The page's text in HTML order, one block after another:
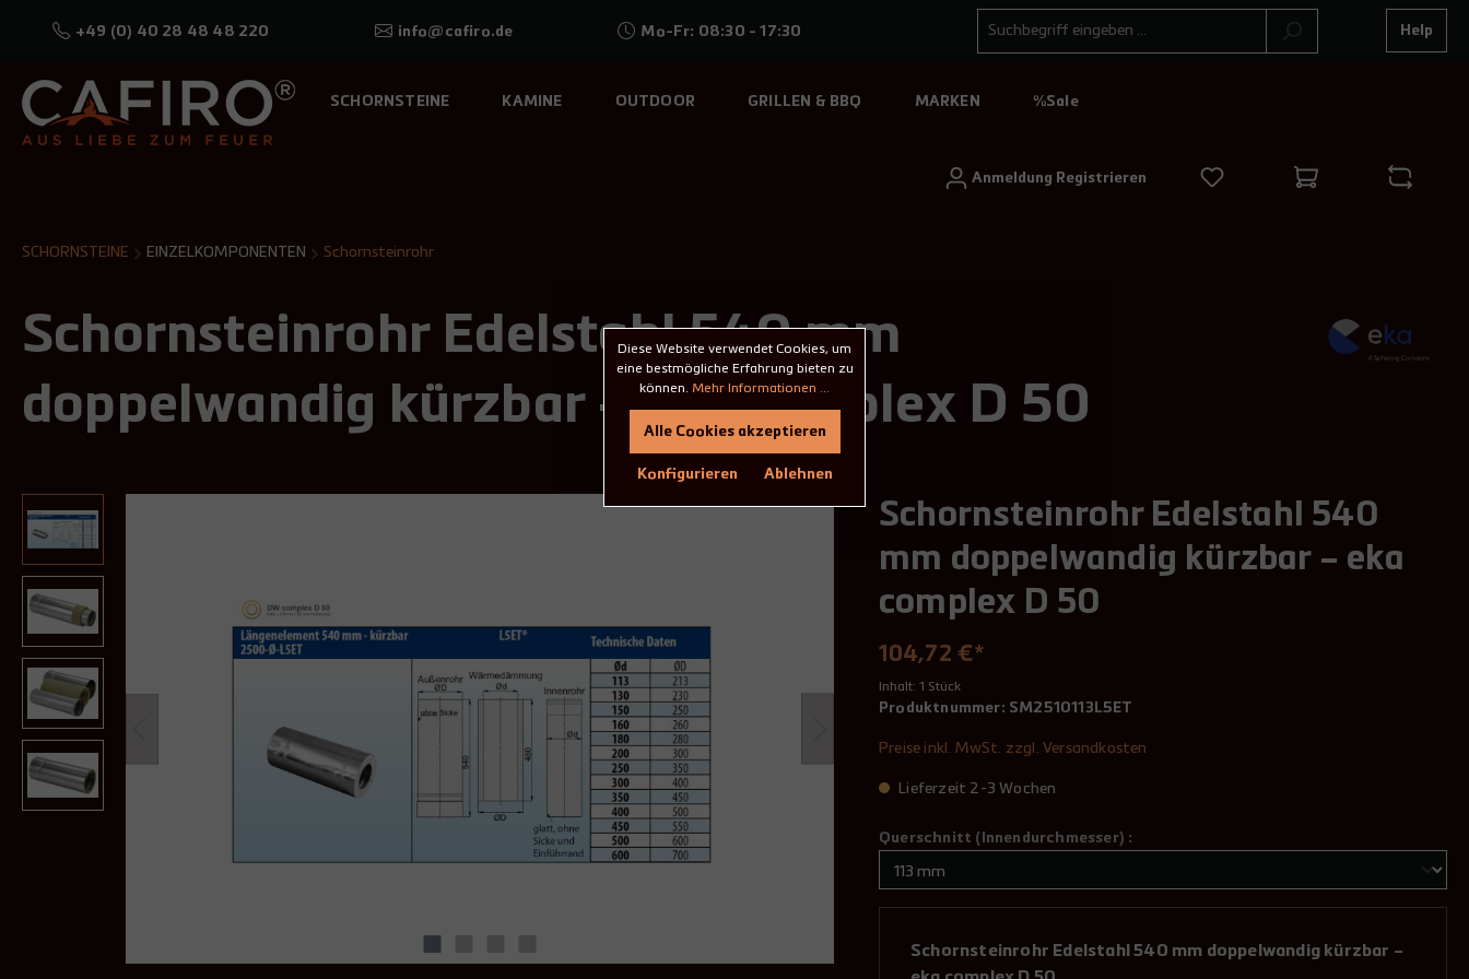
+49 (0) 40 28 48 48 220 info@cafiro.de Mo-Fr: 08:30 - 17:30 Help
SCHORNSTEINE KAMINE OUTDOOR GRILLEN & BBQ MARKEN %Sale
Anmeldung Registrieren
SCHORNSTEINE EINZELKOMPONENTEN Schornsteinrohr
Schornsteinrohr Edelstahl 540 mm
doppelwandig kürzbar – eka complex D 50
Schornsteinrohr Edelstahl 540
mm doppelwandig kürzbar – eka
complex D 50
104,72 €*
Inhalt: 1 Stück
Produktnummer: SM2510113L5ET
Preise inkl. MwSt. zzgl. Versandkosten
Lieferzeit 2-3 Wochen
Querschnitt (Innendurchmesser) :
Schornsteinrohr Edelstahl 540 mm doppelwandig kürzbar –
Diese Website verwendet Cookies, um
eine bestmögliche Erfahrung bieten zu
können. Mehr Informationen ...
Ablehnen
Konfigurieren
Alle Cookies akzeptieren